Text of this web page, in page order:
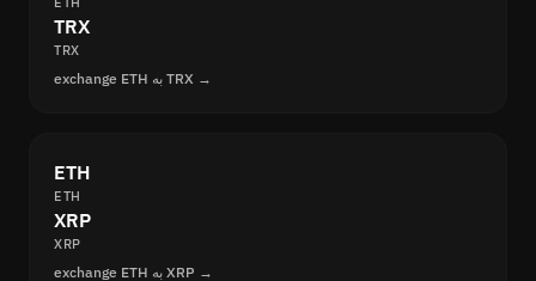
TRX
TRX
exchange ETH به TRX →
ETH
ETH
XRP
XRP
exchange ETH به XRP →